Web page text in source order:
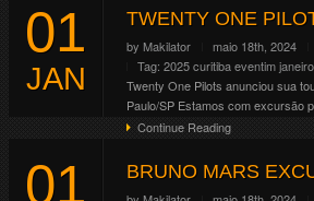
Continue Reading
01
JAN
TWENTY ONE
by Makilator maio 18th, 2024
Tag: 2025curitibaeventimjaneiro
Twenty One Pilots anunciou sua
Paulo/SP Estamos com excursão
Continue Reading
01 BRUNO MARS